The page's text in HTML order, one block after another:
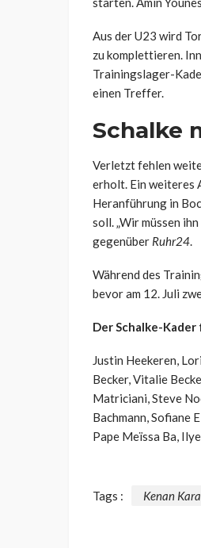
Aus der U23 wird
zu komplettieren.
Trainingslager-
einen Treffer.
Schalke
Verletzt fehlen
erholt. Ein weiteres
Heranführung in
soll. „Wir müssen
gegenüber Ruhr24.
Während des
bevor am 12. Juli
Der Schalke-
Justin Heekeren,
Becker, Vitalie
Matriciani, Steve
Bachmann, Sofiane
Pape Meïssa Ba,
Tags : Kenan